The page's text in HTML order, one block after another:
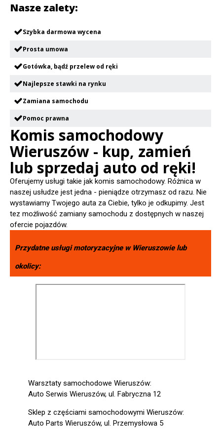
Nasze zalety:
Szybka darmowa wycena
Prosta umowa
Gotówka, bądź przelew od ręki
Najlepsze stawki na rynku
Zamiana samochodu
Pomoc prawna
Komis samochodowy
Wieruszów - kup, zamień
lub sprzedaj auto od ręki!
Oferujemy usługi takie jak komis samochodowy. Różnica w
naszej usłudze jest jedna - pieniądze otrzymasz od razu. Nie
wystawiamy Twojego auta za Ciebie, tylko je odkupimy. Jest
tez możliwość zamiany samochodu z dostępnych w naszej
ofercie pojazdów.
Przydatne usługi motoryzacyjne w Wieruszowielub
okolicy:
Warsztaty samochodowe Wieruszów:
Auto Serwis Wieruszów, ul. Fabryczna 12
Sklep z częściami samochodowymi Wieruszów:
Auto Parts Wieruszów, ul. Przemysłowa 5